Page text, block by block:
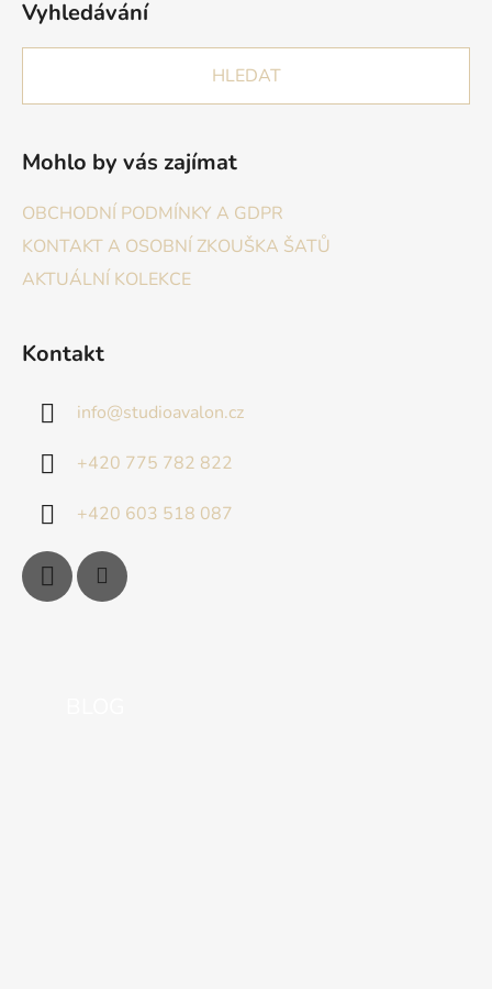
Vyhledávání
HLEDAT
Mohlo by vás zajímat
OBCHODNÍ PODMÍNKY A GDPR
KONTAKT A OSOBNÍ ZKOUŠKA ŠATŮ
AKTUÁLNÍ KOLEKCE
Kontakt
info@studioavalon.cz
+420 775 782 822
+420 603 518 087